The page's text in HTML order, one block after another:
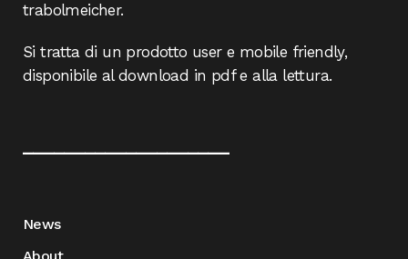
trabolmeicher.
Si tratta di un prodotto user e mobile friendly,
disponibile al download in pdf e alla lettura.
News